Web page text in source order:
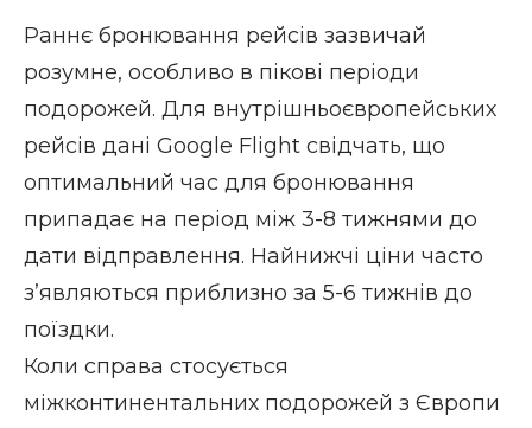
Раннє бронювання рейсів зазвичай
розумне, особливо в пікові періоди
подорожей. Для внутрішньоєвропейських
рейсів дані Google Flight свідчать, що
оптимальний час для бронювання
припадає на період між 3-8 тижнями до
дати відправлення. Найнижчі ціни часто
з’являються приблизно за 5-6 тижнів до
поїздки.
Коли справа стосується
міжконтинентальних подорожей з Європи